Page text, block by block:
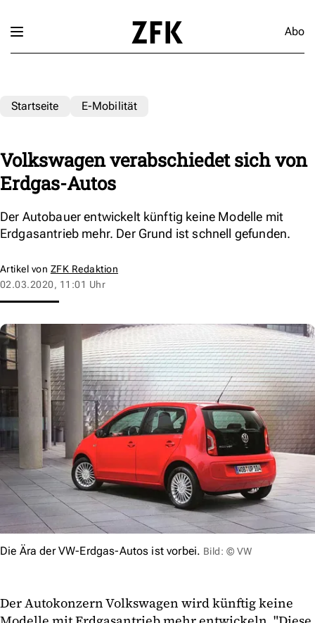
Abo
Startseite E-Mobilität
Volkswagen verabschiedet sich von
Erdgas-Autos
Der Autobauer entwickelt künftig keine Modelle mit
Erdgasantrieb mehr. Der Grund ist schnell gefunden.
Artikel von ZFK Redaktion
02.03.2020, 11:01 Uhr
Die Ära der VW-Erdgas-Autos ist vorbei. Bild: © VW
Der Autokonzern Volkswagen wird künftig keine